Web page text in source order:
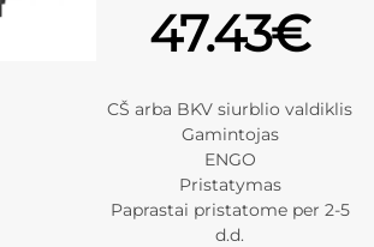
47.43€
CŠ arba BKV siurblio valdiklis
Gamintojas
ENGO
Pristatymas
Paprastai pristatome per 2-5
d.d.